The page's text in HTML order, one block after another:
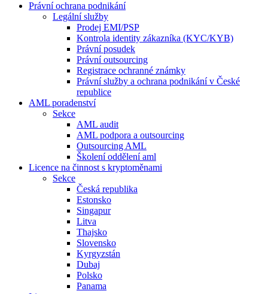
Právní ochrana podnikání
Legální služby
Prodej EMI/PSP
Kontrola identity zákazníka (KYC/KYB)
Právní posudek
Právní outsourcing
Registrace ochranné známky
Právní služby a ochrana podnikání v České
republice
AML poradenství
Sekce
AML audit
AML podpora a outsourcing
Outsourcing AML
Školení oddělení aml
Licence na činnost s kryptoměnami
Sekce
Česká republika
Estonsko
Singapur
Litva
Thajsko
Slovensko
Kyrgyzstán
Dubaj
Polsko
Panama